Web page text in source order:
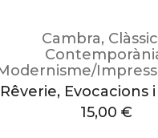
Cambra,
Rêverie, Evocacions
15,00 €